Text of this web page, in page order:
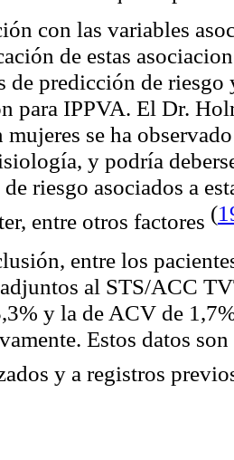
con las variables
de estas
de predicción de
para IPPVA. El Dr.
se ha
y podría
riesgo asociados a
entre otros factores (
entre los
al STS/ACC
y la de ACV de
Estos datos
y a registros